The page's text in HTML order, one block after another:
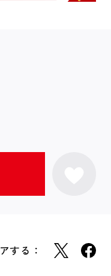
する：